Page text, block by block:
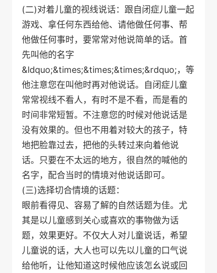
(二)对着儿童的视线说话：跟自闭症儿童一起
游戏、拿任何东西给他、请他做任何事、帮
他做任何事时，要常常对他说简单的话。首
先叫他的名字
&ldquo;&times;&times;&times;&rdquo;，等
他注意您在叫他时再对他说话。自闭症儿童
常常视线不看人，有时不是不看，而是看的
时间非常短暂。不注意您的时候对他说话是
没有效果的。但也不用着对较大的孩子，特
地把脸靠过去，把他的头转过来向着他说
话。只要在不太远的地方，很自然的喊他的
名字，配合当时的情境对他说话即可。
(三)选择切合情境的话题：
眼前看得见、容易了解的自然话题为佳。尤
其是以儿童感到关心或喜欢的事物做为话
题，效果更好。不仅大人对儿童说话，希望
儿童说的话，大人也可以先以儿童的口气说
给他听，让他知道这时候他应该怎幺说或回